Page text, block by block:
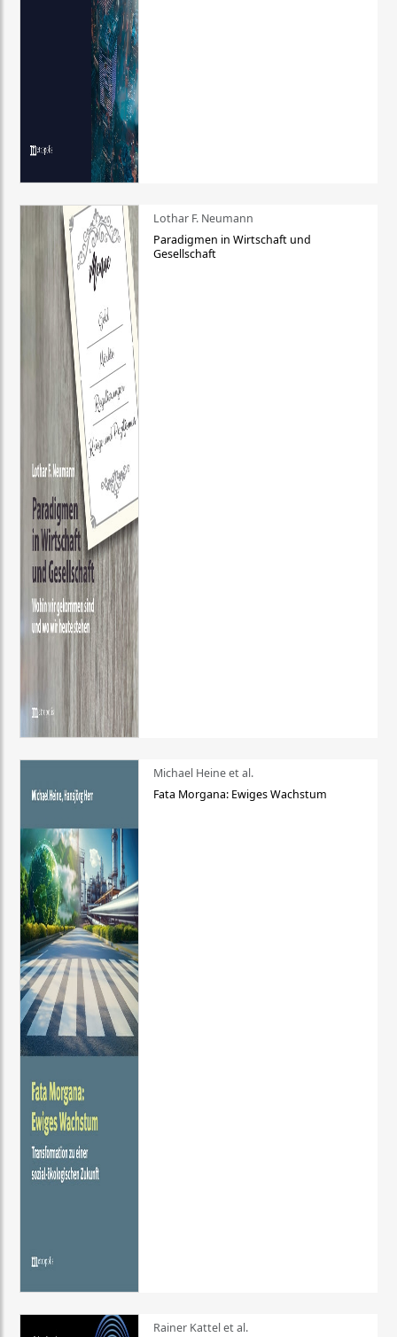
Lothar F. Neumann
Paradigmen in Wirtschaft und
Gesellschaft
Michael Heine et al.
Fata Morgana: Ewiges Wachstum
Rainer Kattel et al.